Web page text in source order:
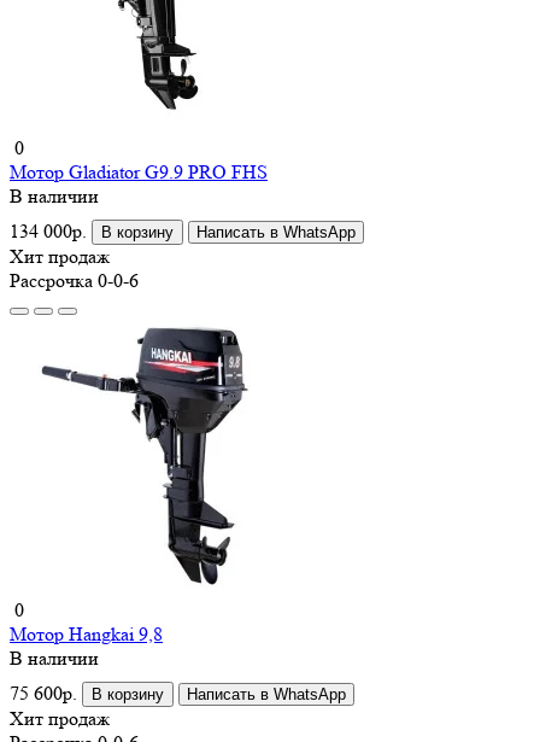
0
Мотор Gladiator G9.9 PRO FHS
В наличии
134 000р.
В корзину Написать в WhatsApp
Хит продаж
Рассрочка 0-0-6
0
Мотор Hangkai 9,8
В наличии
75 600р.
В корзину Написать в WhatsApp
Хит продаж